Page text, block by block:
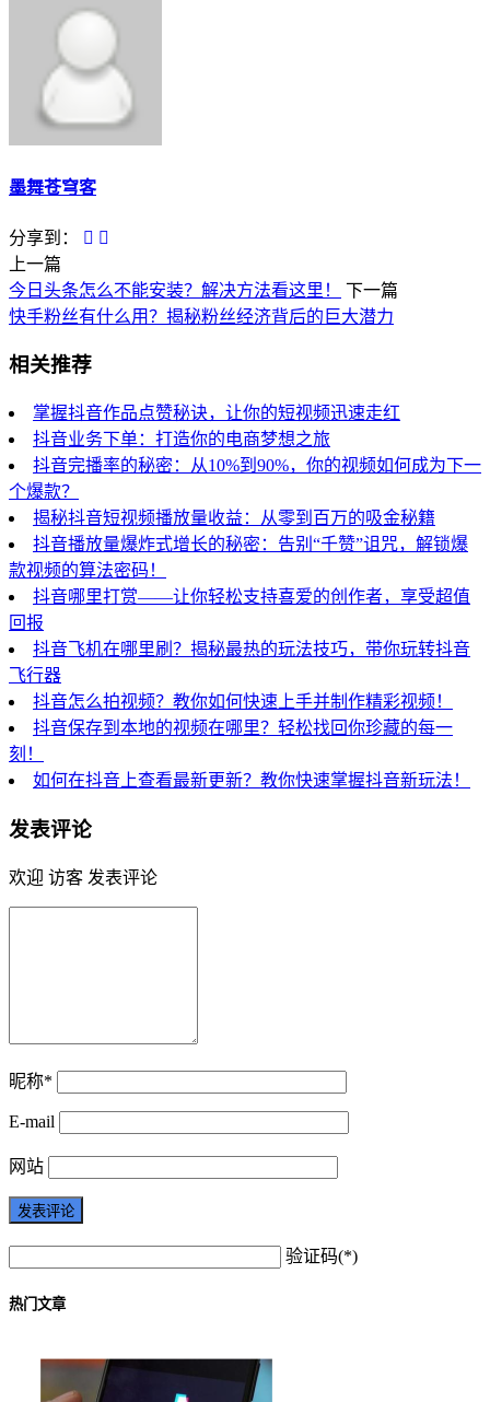
墨舞苍穹客
分享到：
上一篇
今日头条怎么不能安装？解决方法看这里！
下一篇
快手粉丝有什么用？揭秘粉丝经济背后的巨大潜力
相关推荐
掌握抖音作品点赞秘诀，让你的短视频迅速走红
抖音业务下单：打造你的电商梦想之旅
抖音完播率的秘密：从10%到90%，你的视频如何成为下一
个爆款？
揭秘抖音短视频播放量收益：从零到百万的吸金秘籍
抖音播放量爆炸式增长的秘密：告别“千赞”诅咒，解锁爆
款视频的算法密码！
抖音哪里打赏——让你轻松支持喜爱的创作者，享受超值
回报
抖音飞机在哪里刷？揭秘最热的玩法技巧，带你玩转抖音
飞行器
抖音怎么拍视频？教你如何快速上手并制作精彩视频！
抖音保存到本地的视频在哪里？轻松找回你珍藏的每一
刻！
如何在抖音上查看最新更新？教你快速掌握抖音新玩法！
发表评论
欢迎 访客 发表评论
昵称*
E-mail
网站
验证码(*)
热门文章